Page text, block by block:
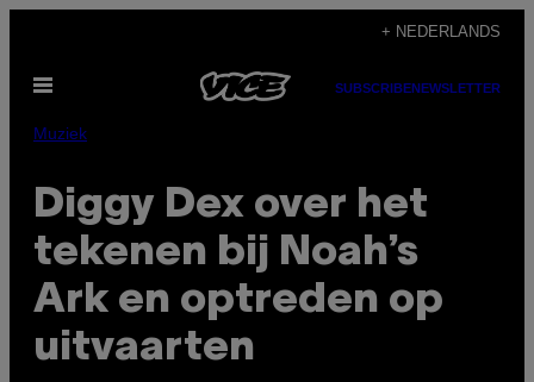
de
inhoud
+ NEDERLANDS
Open
SUBSCRIBENEWSLETTER
Muziek
Diggy Dex over het
tekenen bij Noah’s
Ark en optreden op
uitvaarten